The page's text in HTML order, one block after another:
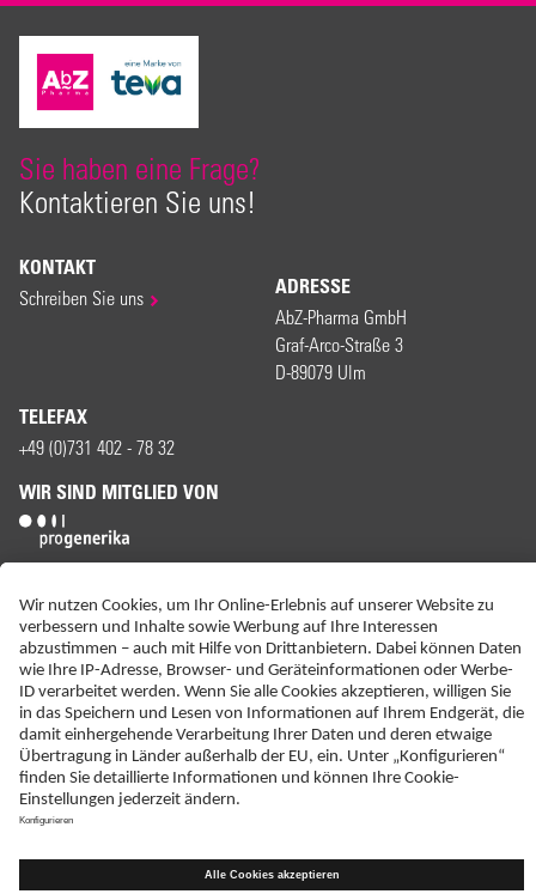
Sie haben eine Frage?
Kontaktieren Sie uns!
KONTAKT
Schreiben Sie uns ADRESSE
AbZ-Pharma GmbH
Graf-Arco-Straße 3
D-89079 Ulm
TELEFAX
+49 (0)731 402 - 78 32
WIR SIND MITGLIED VON
ERKLÄRUNG ZUR BARRIEREFREIHEIT
IMPRESSUM
KONTAKT
NEBENWIRKUNGSANZEIGEN
LIEFER-AGB